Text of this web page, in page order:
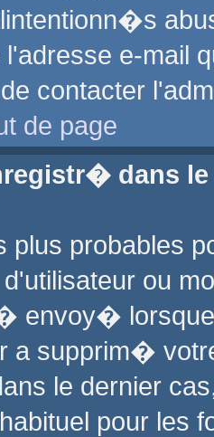
e-mail
contacter
de page
dans
plus probables
ou
envoy�
a supprim�
le dernier
pour les